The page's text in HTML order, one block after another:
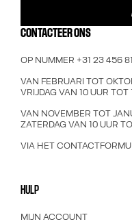
CONTACTEER ONS
OP NUMMER +31 23 456
VAN FEBRUARI TOT
VRIJDAG VAN 10 UUR
VAN NOVEMBER TOT
ZATERDAG VAN 10 UUR
VIA HET
HULP
MIJN ACCOUNT